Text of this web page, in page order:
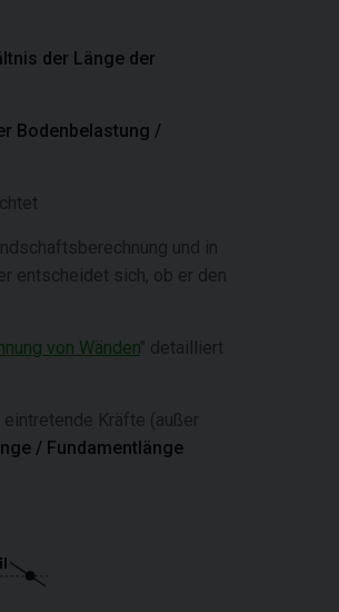
der Länge der
Bodenbelastung /
und in
entscheidet sich, ob er den
von Wänden" detailliert
Kräfte (außer
/ Fundamentlänge